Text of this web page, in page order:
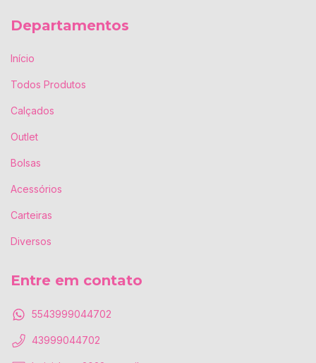
Departamentos
Início
Todos Produtos
Calçados
Outlet
Bolsas
Acessórios
Carteiras
Diversos
Entre em contato
5543999044702
43999044702